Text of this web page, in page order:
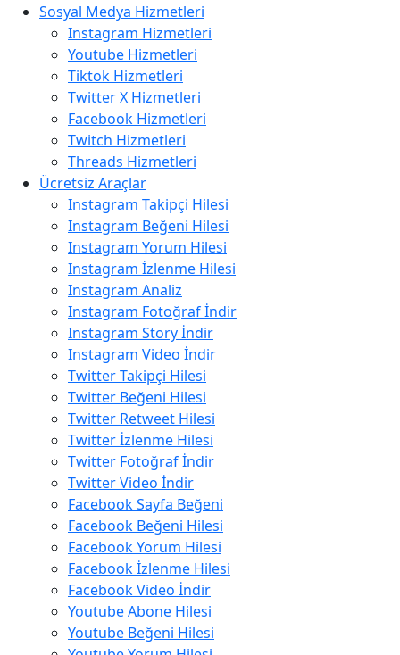
Sosyal Medya Hizmetleri
Instagram Hizmetleri
Youtube Hizmetleri
Tiktok Hizmetleri
Twitter X Hizmetleri
Facebook Hizmetleri
Twitch Hizmetleri
Threads Hizmetleri
Ücretsiz Araçlar
Instagram Takipçi Hilesi
Instagram Beğeni Hilesi
Instagram Yorum Hilesi
Instagram İzlenme Hilesi
Instagram Analiz
Instagram Fotoğraf İndir
Instagram Story İndir
Instagram Video İndir
Twitter Takipçi Hilesi
Twitter Beğeni Hilesi
Twitter Retweet Hilesi
Twitter İzlenme Hilesi
Twitter Fotoğraf İndir
Twitter Video İndir
Facebook Sayfa Beğeni
Facebook Beğeni Hilesi
Facebook Yorum Hilesi
Facebook İzlenme Hilesi
Facebook Video İndir
Youtube Abone Hilesi
Youtube Beğeni Hilesi